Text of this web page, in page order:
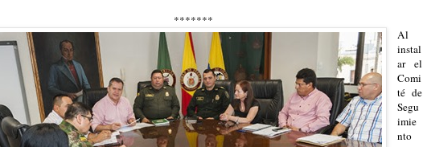
*******
Al
instal
ar el
Comi
té de
Segu
imie
nto